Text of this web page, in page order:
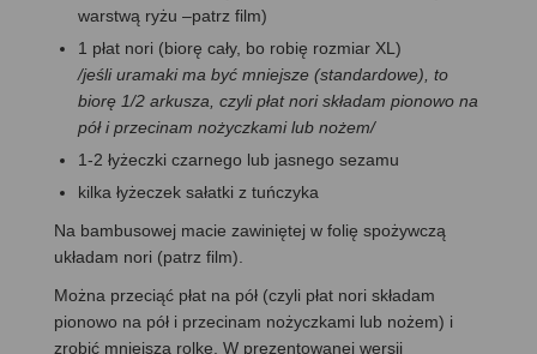
warstwą ryżu –patrz film)
1 płat nori (biorę cały, bo robię rozmiar XL)
/jeśli uramaki ma być mniejsze (standardowe), to
biorę 1/2 arkusza, czylipłat nori składam pionowo na
pół i przecinam nożyczkami lub nożem/
1-2 łyżeczki czarnego lub jasnego sezamu
kilka łyżeczek sałatki z tuńczyka
Na bambusowej macie zawiniętej w folię spożywczą
układam nori (patrz film).
Można przeciąć płat na pół (czyli płat nori składam
pionowo na pół i przecinam nożyczkami lub nożem) i
zrobić mniejszą rolkę. W prezentowanej wersji